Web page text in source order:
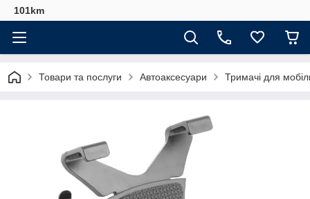
101km
Товари та послуги Автоаксесуари Тримачі для